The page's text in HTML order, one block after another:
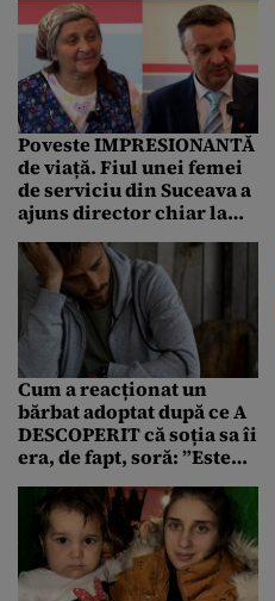
Poveste IMPRESIONANTĂ
de viață. Fiul unei femei
de serviciu din Suceava a
ajuns director chiar la
mama sa
Cum a reacționat un
bărbat adoptat după ce A
DESCOPERIT că soția sa îi
era, de fapt, soră: ”Este